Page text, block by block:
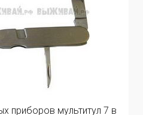
приборов мультитул 7 в